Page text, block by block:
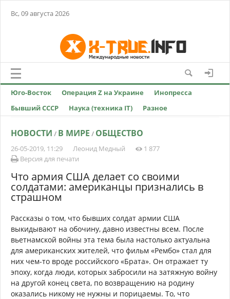
Вс, 09 августа 2026
Юго-Восток Операция Z на Украине
Инопресса
Бывший СССР
Наука (техника IT) Разное
НОВОСТИ / В МИРЕ / ОБЩЕСТВО
26-05-2019, 11:29 Леонид Медный
1 877
Версия для печати
Что армия США делает со своими
солдатами: американцы признались в
страшном
Рассказы о том, что бывших солдат армии США
выкидывают на обочину, давно известны всем. После
вьетнамской войны эта тема была настолько актуальна
для американских жителей, что фильм «Рембо» стал для
них чем-то вроде российского «Брата». Он отражает ту
эпоху, когда люди, которых забросили на затяжную войну
на другой конец света, по возвращению на родину
оказались никому не нужны и порицаемы. То, что